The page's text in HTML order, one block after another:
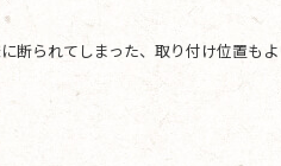
断られてしまった、取り付け位置も